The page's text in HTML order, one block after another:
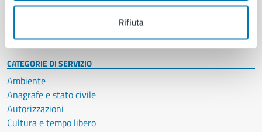
Rifiuta
Documenti e dati
Intranet, posta aziendale e protocollo
CATEGORIE DI SERVIZIO
Ambiente
Anagrafe e stato civile
Autorizzazioni
Cultura e tempo libero